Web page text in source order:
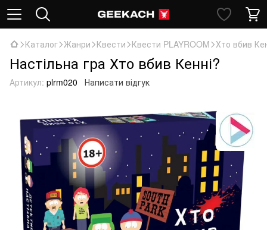
Каталог Жанри Квести Квести PLAYROOM Хто вбив
Настільна гра Хто вбив Кенні?
Артикул: plrm020 Написати відгук